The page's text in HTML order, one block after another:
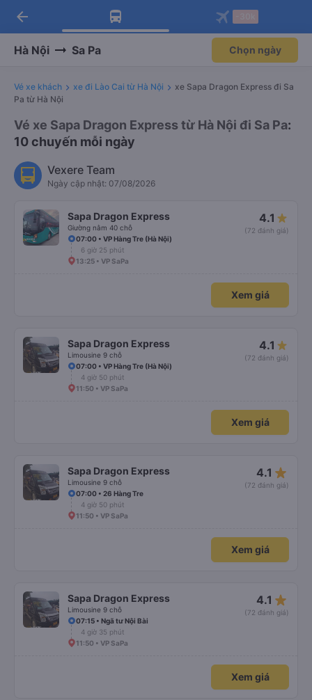
Tải app Vexere ngay!
Nhận ưu đãi thành viên độc
Mở app
Tải app Vexere
-30k/ghế khi đặt vé máy bay qua
Mở app
arrow_back
Hà Nội Sa Pa Chọn ngày
Vé xe khách xe đi Lào Cai từ Hà Nội
xe Sapa Dragon Express đi Sa
Pa từ Hà Nội
Vé xe Sapa Dragon Express từ Hà Nội đi Sa Pa:
10 chuyến mỗi ngày
Vexere Team
Ngày cập nhật: 07/08/2026
Sapa Dragon Express
Giường nằm 40 chỗ
4.1
(72 đánh giá)
07:00 • VP Hàng Tre (Hà Nội)
6 giờ 25 phút
13:25 • VP SaPa
Xem giá
Sapa Dragon Express
Limousine 9 chỗ
4.1
(72 đánh giá)
07:00 • VP Hàng Tre (Hà Nội)
4 giờ 50 phút
11:50 • VP SaPa
Xem giá
Sapa Dragon Express
Limousine 9 chỗ
4.1 star_rate
(72 đánh giá)
07:00 • 26 Hàng Tre
4 giờ 50 phút
11:50 • VP SaPa
Xem giá
Sapa Dragon Express
Limousine 9 chỗ
4.1 star_rate
(72 đánh giá)
07:15 • Ngã tư Nội Bài
4 giờ 35 phút
11:50 • VP SaPa
Xem giá